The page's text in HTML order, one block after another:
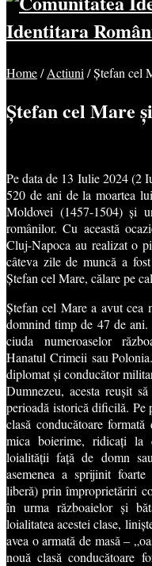
Identitara
Home/ Actiuni /Ștefan cel
Ștefan cel Mare
Pe data de 13 Iulie 2024 (2
520 de ani de la moartea
Moldovei (1457-1504) și
românilor. Cu această
Cluj-Napoca au realizat o
câteva zile de muncă a
Ștefan cel Mare, călare pe
Ștefan cel Mare a avut cea
domnind timp de 47 de ani.
ciuda numeroaselor
HanatulCrimeii sau
diplomat și conducător
Dumnezeu, acesta reușit
perioadă istorică dificilă. Pe
clasă conducătoare
mica boierime, ridicați la
loialității față de domn
asemenea a sprijinit
liberă) prin împroprietăriri
în urma războaielor și
loialitatea acestei clase,
avea o armată de masă –
nouă clasă conducătoare